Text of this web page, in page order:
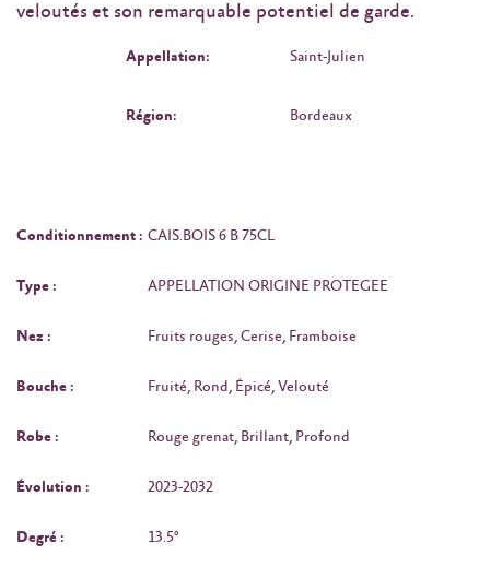
veloutés et son remarquable potentiel de garde.
Appellation: Saint-Julien
Région: Bordeaux
Conditionnement : CAIS.BOIS 6 B 75CL
Type : APPELLATION ORIGINE PROTEGEE
Nez : Fruits rouges, Cerise, Framboise
Bouche : Fruité, Rond, Épicé, Velouté
Robe : Rouge grenat, Brillant, Profond
Évolution : 2023-2032
Degré : 13.5°